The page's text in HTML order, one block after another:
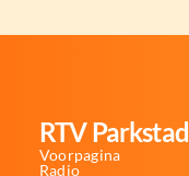
RTV Parkstad
Voorpagina
Radio